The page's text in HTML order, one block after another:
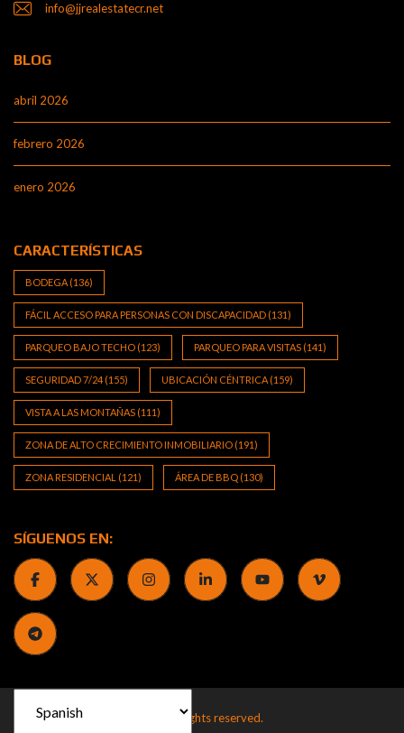
info@jjrealestatecr.net
BLOG
abril 2026
febrero 2026
enero 2026
CARACTERÍSTICAS
BODEGA (136)
FÁCIL ACCESO PARA PERSONAS CON DISCAPACIDAD (131)
PARQUEO BAJO TECHO (123) PARQUEO PARA VISITAS (141)
SEGURIDAD 7/24 (155) UBICACIÓN CÉNTRICA (159)
VISTA A LAS MONTAÑAS (111)
ZONA DE ALTO CRECIMIENTO INMOBILIARIO (191)
ZONA RESIDENCIAL (121) ÁREA DE BBQ (130)
SÍGUENOS EN:
2013 by J&J Real Estate CR. All rights reserved.